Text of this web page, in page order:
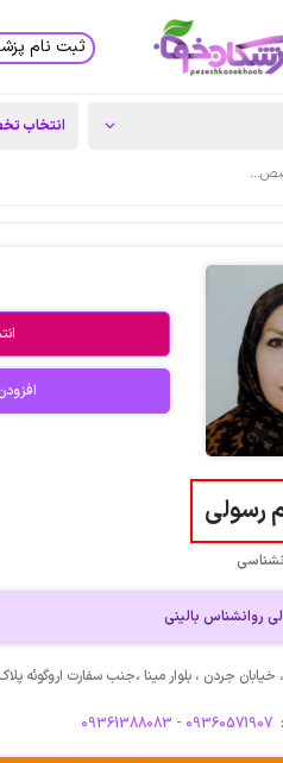
ثبت نام
رسولی
روانشناس بالینی
جردن ، بلوار مینا ،جنب سفارت اروگوئه پلاک 9 واحد
09361388083 - 09360571907